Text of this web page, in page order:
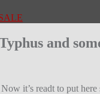
and
it’s readt to put here